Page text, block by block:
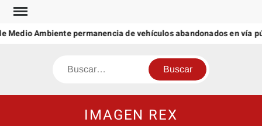
Saltar
contenidoAmbiente permanencia de vehículos abandonados en vía
Buscar
IMAGEN REX